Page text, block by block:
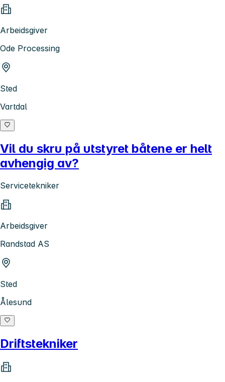
Arbeidsgiver
Ode Processing
Sted
Vartdal
Vil du skru på utstyret båtene er helt
avhengig av?
Servicetekniker
Arbeidsgiver
Randstad AS
Sted
Ålesund
Driftstekniker